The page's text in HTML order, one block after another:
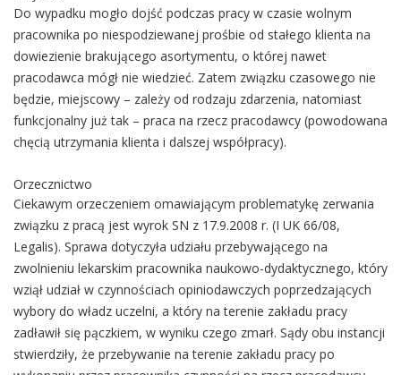
Do wypadku mogło dojść podczas pracy w czasie wolnym
pracownika po niespodziewanej prośbie od stałego klienta na
dowiezienie brakującego asortymentu, o której nawet
pracodawca mógł nie wiedzieć. Zatem związku czasowego nie
będzie, miejscowy – zależy od rodzaju zdarzenia, natomiast
funkcjonalny już tak – praca na rzecz pracodawcy (powodowana
chęcią utrzymania klienta i dalszej współpracy).
Orzecznictwo
Ciekawym orzeczeniem omawiającym problematykę zerwania
związku z pracą jest wyrok SN z 17.9.2008 r. (I UK 66/08,
Legalis). Sprawa dotyczyła udziału przebywającego na
zwolnieniu lekarskim pracownika naukowo-dydaktycznego, który
wziął udział w czynnościach opiniodawczych poprzedzających
wybory do władz uczelni, a który na terenie zakładu pracy
zadławił się pączkiem, w wyniku czego zmarł. Sądy obu instancji
stwierdziły, że przebywanie na terenie zakładu pracy po